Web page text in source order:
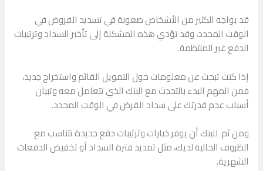
قد يواجه الكثير من الأشخاص صعوبة في تسديد القروض في
الوقت المحدد، وقد تؤدي هذه المشكلة إلى تأخير السداد وترتيبات
الدفع غير المنتظمة.
إذا كنت تبحث عن معلومات حول التمويل القائم واستخراج جديد،
فمن المهم البدء بالتحدث مع البنك الذي تتعامل معه وتبيان
أسباب عدم قدرتك على سداد القرض في الوقت المحدد.
ومن ثم للبنك أن يوفر خيارات وترتيبات دفع جديدة تتناسب مع
الظروف الحالية لديك، مثل تمديد فترة السداد أو تخفيض الدفعات
الشهرية.